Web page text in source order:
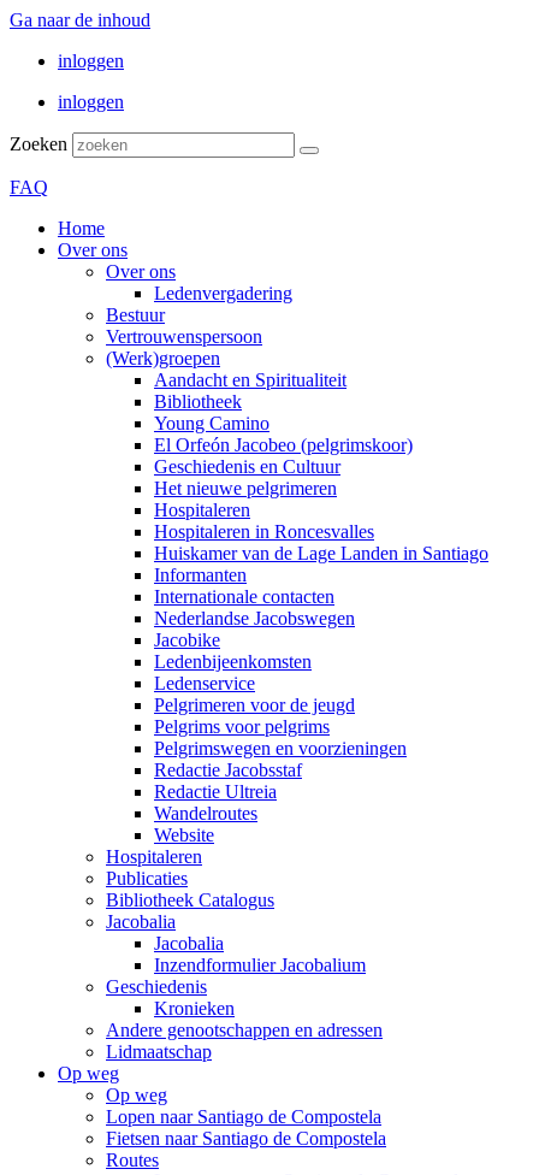
Ga naar de inhoud
inloggen
inloggen
Zoeken
FAQ
Home
Over ons
Over ons
Ledenvergadering
Bestuur
Vertrouwenspersoon
(Werk)groepen
Aandacht en Spiritualiteit
Bibliotheek
Young Camino
El Orfeón Jacobeo (pelgrimskoor)
Geschiedenis en Cultuur
Het nieuwe pelgrimeren
Hospitaleren
Hospitaleren in Roncesvalles
Huiskamer van de Lage Landen in Santiago
Informanten
Internationale contacten
Nederlandse Jacobswegen
Jacobike
Ledenbijeenkomsten
Ledenservice
Pelgrimeren voor de jeugd
Pelgrims voor pelgrims
Pelgrimswegen en voorzieningen
Redactie Jacobsstaf
Redactie Ultreia
Wandelroutes
Website
Hospitaleren
Publicaties
Bibliotheek Catalogus
Jacobalia
Jacobalia
Inzendformulier Jacobalium
Geschiedenis
Kronieken
Andere genootschappen en adressen
Lidmaatschap
Op weg
Op weg
Lopen naar Santiago de Compostela
Fietsen naar Santiago de Compostela
Routes